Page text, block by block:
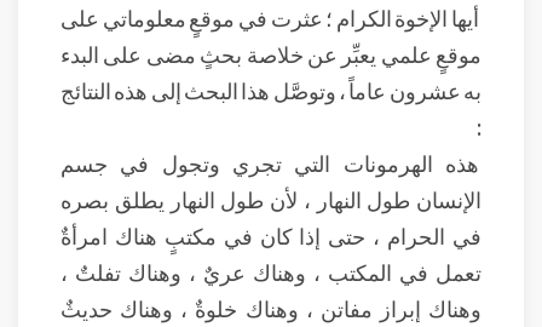
أيها الإخوة الكرام ؛ عثرت في موقعٍ معلوماتي على
موقعٍ علمي يعبِّر عن خلاصة بحثٍ مضى على البدء
به عشرون عاماً ، وتوصَّل هذا البحث إلى هذه النتائج
:
هذه الهرمونات التي تجري وتجول في جسم
الإنسان طول النهار ، لأن طول النهار يطلق بصره
في الحرام ، حتى إذا كان في مكتبٍ هناك امرأةٌ
تعمل في المكتب ، وهناك عريٌ ، وهناك تفلتٌ ،
وهناك إبراز مفاتن ، وهناك خلوةٌ ، وهناك حديثٌ